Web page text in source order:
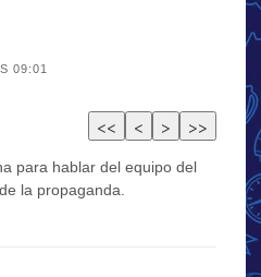
09:01
para hablar del equipo del
la propaganda.